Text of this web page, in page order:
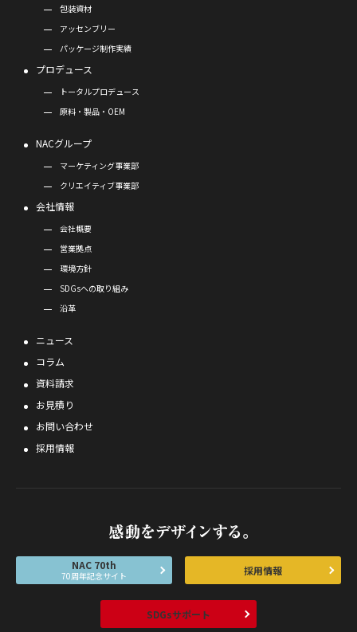
包装資材
アッセンブリー
パッケージ制作実績
プロデュース
トータルプロデュース
原料・製品・OEM
NACグループ
マーケティング事業部
クリエイティブ事業部
会社情報
会社概要
営業拠点
環境方針
SDGsへの取り組み
沿革
ニュース
コラム
資料請求
お見積り
お問い合わせ
採用情報
NAC 70th
70周年記念サイト 採用情報
SDGsサポート